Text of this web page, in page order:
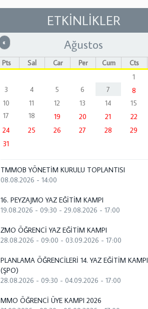
ETKİNLİKLER
« Önceki Ağustos
Pts Sal Çar Per Cum Cts
1
3
4 5 6 7 8
10
11 12 13 14 15
17
18 19 20 21 22
24
25 26 27 28 29
31
TMMOB YÖNETİM KURULU TOPLANTISI
08.08.2026 - 14:00
16. PEYZAJMO YAZ EĞİTİM KAMPI
19.08.2026 - 09:30 -29.08.2026 - 17:00
ZMO ÖĞRENCİ YAZ EĞİTİM KAMPI
28.08.2026 - 09:00 -03.09.2026 - 17:00
PLANLAMA ÖĞRENCİLERİ 14. YAZ EĞİTİM KAMPI
(ŞPO)
28.08.2026 - 09:30 -04.09.2026 - 17:00
MMO ÖĞRENCİ ÜYE KAMPI 2026